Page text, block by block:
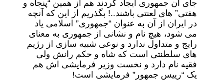
جای آن جمهوری ایجاد کردند هم از همین “پنجاه و
هفتی” های لعنتی باشند..! بگذریم از این که آنچه
در ایران از آن به عنوان “جمهوری” اسلامی یاد
می شود، هیچ نام و نشانی از جمهوری به معنای
رایج و متداول ندارد و نوعی شبیه سازی از رژیم
های سلطنتی است که شاه و حکم رانش ولی
فقیه نام دارد و نخست وزیر فرمایشی اش هم
یک “رییس جمهور” فرمایشی است!